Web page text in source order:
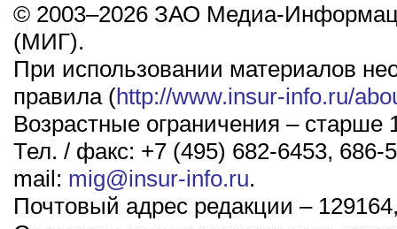
© 2003–2026 ЗАО Медиа-
(МИГ).
При использовании материалов
правила (http://www.insur-info.ru/
Возрастные ограничения – старше
Тел. / факс: +7 (495) 682-6453, 686-
mail: mig@insur-info.ru.
Почтовый адрес редакции –